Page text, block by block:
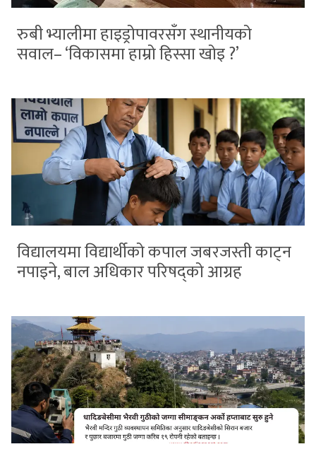
रुबी भ्यालीमा हाइड्रोपावरसँग स्थानीयको
सवाल– ‘विकासमा हाम्रो हिस्सा खोइ ?’
विद्यालयमा विद्यार्थीको कपाल जबरजस्ती काट्न
नपाइने, बाल अधिकार परिषद्को आग्रह